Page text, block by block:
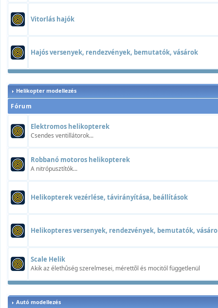
Vitorlás hajók
Hajós versenyek, rendezvények, bemutatók, vásárok
Helikopter modellezés
Fórum
Elektromos helikopterek
Csendes ventillátorok...
Robbanó motoros helikopterek
A nitrópusztítók...
Helikopterek vezérlése, távirányítása, beállítások
Helikopteres versenyek, rendezvények, bemutatók,
Scale Helik
Akik az élethûség szerelmesei, mérettõl és mocitól függetlenül
Autó modellezés